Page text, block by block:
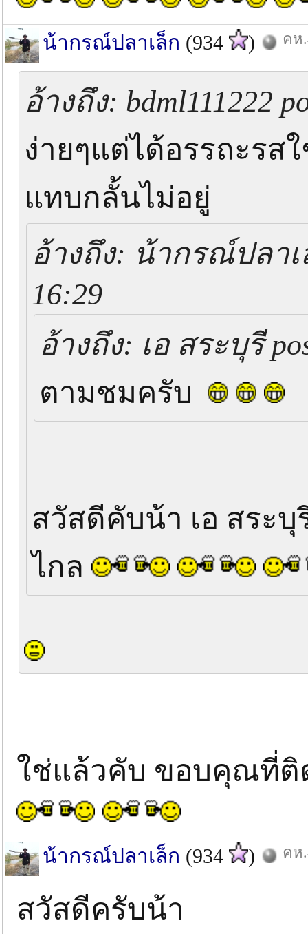
น้ากรณ์ปลาเล็ก (934 ) คห
อ้างถึง: bdml111222
ง่ายๆแต่ได้อรรถะร
แทบกลั้นไม่อยู่
อ้างถึง: น้ากรณ์ปลาเ
16:29
อ้างถึง: เอ สระบุรี
ตามชมครับ
สวัสดีคับน้า เอ สระ
ไกล
ใช่แล้วคับ ขอบคุณที่
น้ากรณ์ปลาเล็ก (934 ) คห
สวัสดีครับน้า